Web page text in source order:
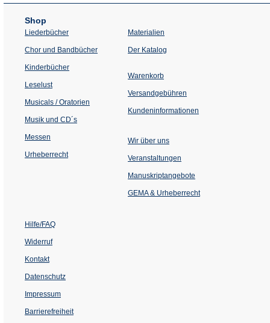
Shop
Liederbücher
Chor und Bandbücher
Kinderbücher
Leselust
Musicals / Oratorien
Musik und CD´s
Messen
Urheberrecht
Materialien
Der Katalog
Warenkorb
Versandgebühren
Kundeninformationen
Wir über uns
Veranstaltungen
einem
Tab)
Manuskriptangebote
GEMA & Urheberrecht
Hilfe/FAQ
Widerruf
Kontakt
Datenschutz
Impressum
Barrierefreiheit